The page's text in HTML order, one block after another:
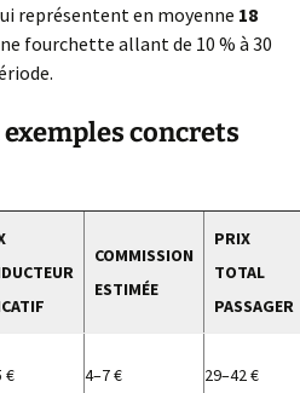
représentent en moyenne 18
fourchette allant de 10 % à 30
concrets
COMMISSION
ESTIMÉE
PRIX
TOTAL
PASSAGER
€ 4–7 € 29–42 €